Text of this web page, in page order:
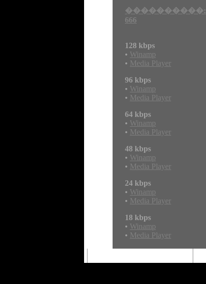
����������:
666
128 kbps
• Winamp
• Media Player
96 kbps
• Winamp
• Media Player
64 kbps
• Winamp
• Media Player
48 kbps
• Winamp
• Media Player
24 kbps
• Winamp
• Media Player
18 kbps
• Winamp
• Media Player